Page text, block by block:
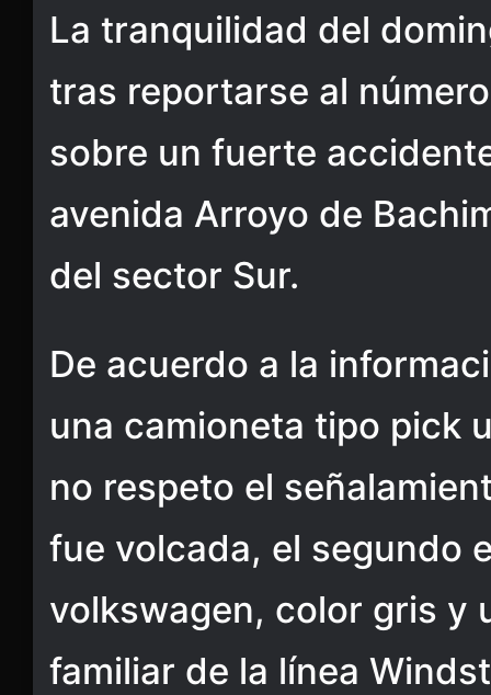
La tranquilidad del
tras reportarse al
sobre un fuerte
avenida Arroyo de
del sector Sur.
De acuerdo a la
una camioneta tipo pick
no respeto el
fue volcada, el segundo
volkswagen, color gris y
familiar de la línea